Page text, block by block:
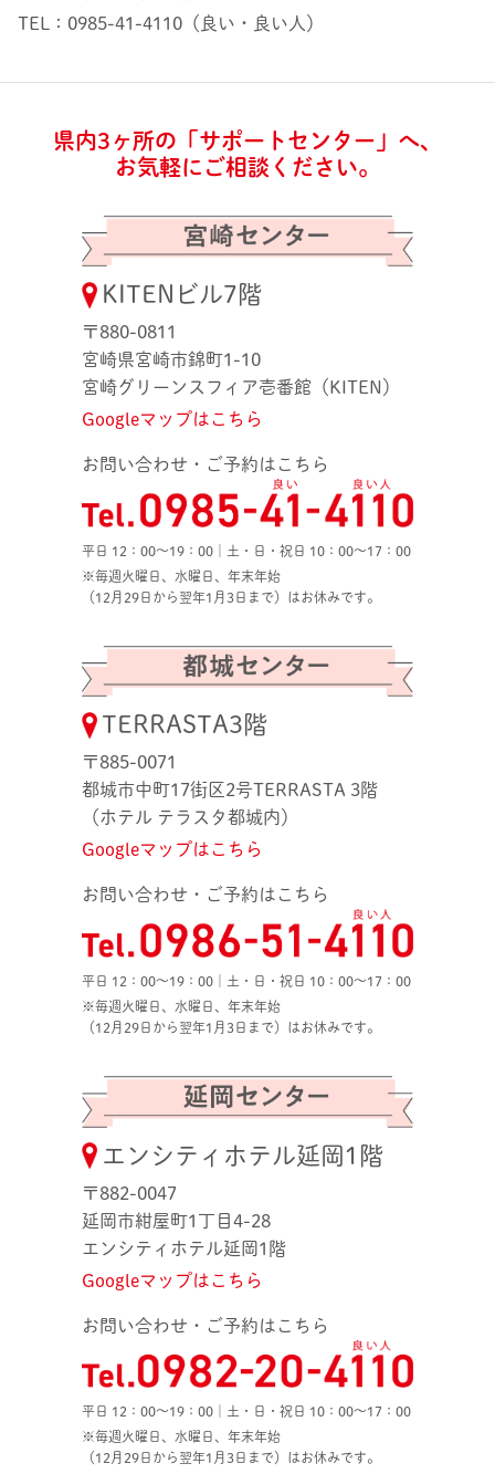
TEL：0985-41-4110（良い・良い人）
県内3ヶ所の「サポートセンター」へ、
お気軽にご相談ください。
KITENビル7階
〒880-0811
宮崎県宮崎市錦町1-10
宮崎グリーンスフィア壱番館（KITEN）
Googleマップはこちら
お問い合わせ・ご予約はこちら
平日 12：00〜19：00｜土・日・祝日 10：00〜17：00
※毎週火曜日、水曜日、年末年始
（12月29日から翌年1月3日まで）はお休みです。
TERRASTA3階
〒885-0071
都城市中町17街区2号TERRASTA 3階
（ホテル テラスタ都城内）
Googleマップはこちら
お問い合わせ・ご予約はこちら
平日 12：00〜19：00｜土・日・祝日 10：00〜17：00
※毎週火曜日、水曜日、年末年始
（12月29日から翌年1月3日まで）はお休みです。
エンシティホテル延岡1階
〒882-0047
延岡市紺屋町1丁目4-28
エンシティホテル延岡1階
Googleマップはこちら
お問い合わせ・ご予約はこちら
平日 12：00〜19：00｜土・日・祝日 10：00〜17：00
※毎週火曜日、水曜日、年末年始
（12月29日から翌年1月3日まで）はお休みです。